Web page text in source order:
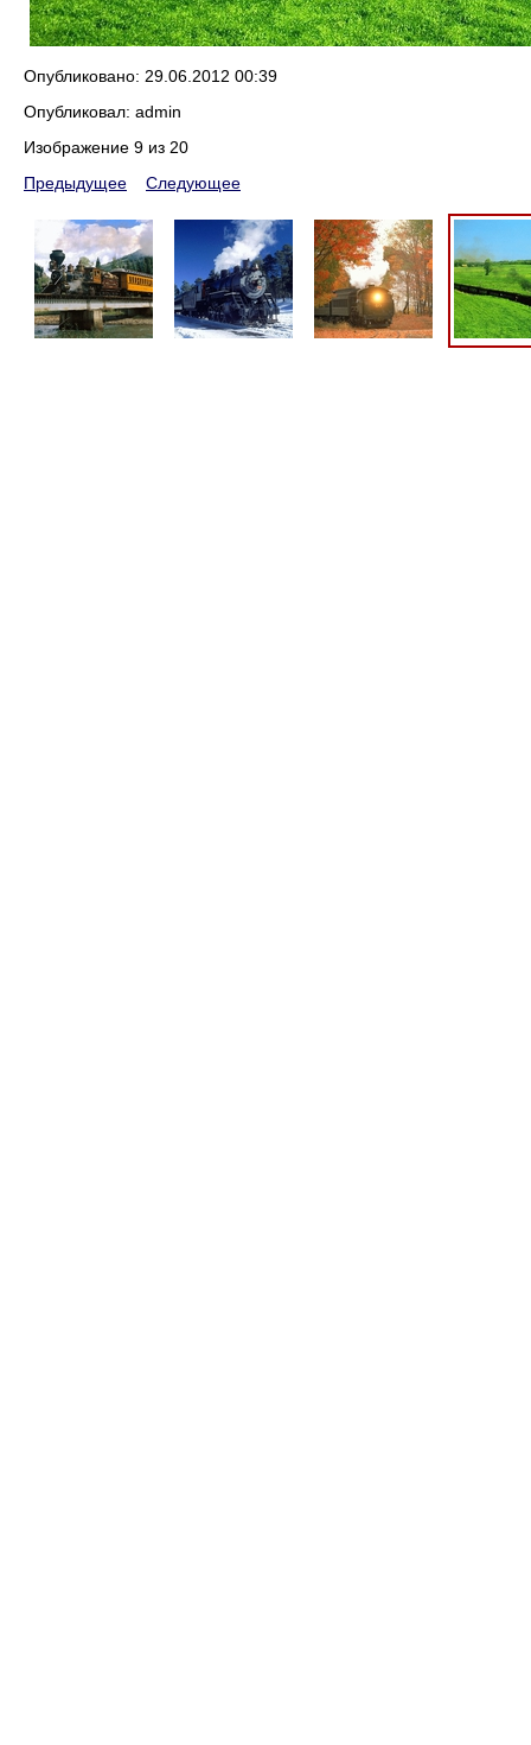
Опубликовано: 29.06.2012 00:39
Опубликовал: admin
Изображение 9 из 20
Предыдущее
Следующее